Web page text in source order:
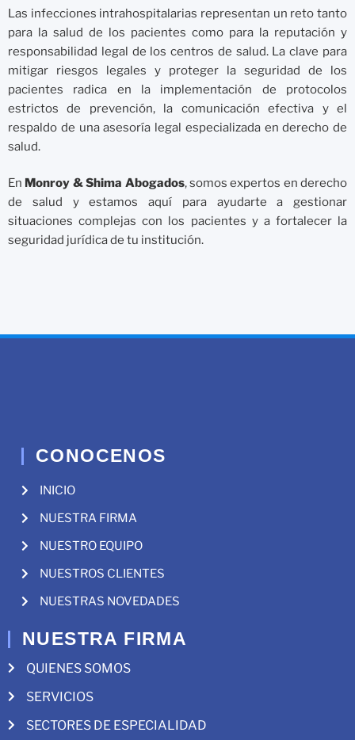
Las infecciones intrahospitalarias representan un reto tanto
para la salud de los pacientes como para la reputación y
responsabilidad legal de los centros de salud. La clave para
mitigar riesgos legales y proteger la seguridad de los
pacientes radica en la implementación de protocolos
estrictos de prevención, la comunicación efectiva y el
respaldo de una asesoría legal especializada en derecho de
salud.
En Monroy & Shima Abogados, somos expertos en derecho
de salud y estamos aquí para ayudarte a gestionar
situaciones complejas con los pacientes y a fortalecer la
seguridad jurídica de tu institución.
CONOCENOS
INICIO
NUESTRA FIRMA
NUESTRO EQUIPO
NUESTROS CLIENTES
NUESTRAS NOVEDADES
NUESTRA FIRMA
QUIENES SOMOS
SERVICIOS
SECTORES DE ESPECIALIDAD